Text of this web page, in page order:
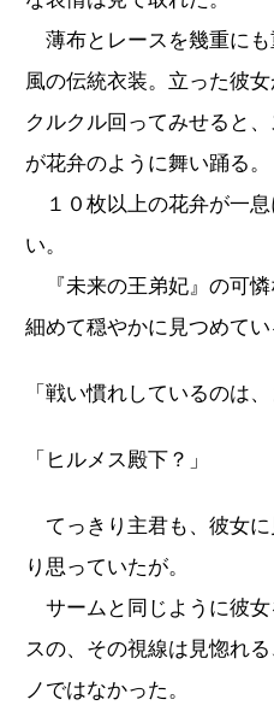
薄布とレースを幾重に
風の伝統衣装。立った彼
クルクル回ってみせると
が花弁のように舞い踊る。
１０枚以上の花弁が一息
い。
『未来の王弟妃』の可
細めて穏やかに見つめてい
「戦い慣れしているのは
「ヒルメス殿下？」
てっきり主君も、彼女
り思っていたが。
サームと同じように彼女
スの、その視線は見惚れ
ノではなかった。